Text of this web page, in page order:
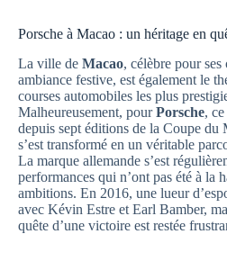
Porsche à Macao : un héritage en
La ville de Macao, célèbre pour ses
ambiance festive, est également le
courses automobiles les plus
Malheureusement, pourPorsche,
depuis sept éditions de la Coupe
s’est transformé en un véritable
La marque allemande s’est
performances qui n’ont pas été à la
ambitions. En 2016, une lueur
avec Kévin Estre et Earl Bamber,
quête d’une victoire est restée